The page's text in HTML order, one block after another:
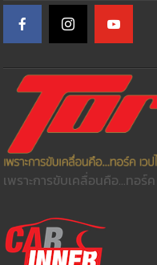
เพราะการขับเคลื่อนคือ...ทอร์ค